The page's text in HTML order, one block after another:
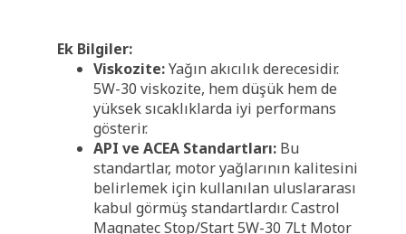
Ek Bilgiler:
Viskozite:Yağın akıcılık derecesidir.
5W-30 viskozite, hem düşük hem de
yüksek sıcaklıklarda iyi performans
gösterir.
API ve ACEA Standartları: Bu
standartlar, motor yağlarının kalitesini
belirlemek için kullanılan uluslararası
kabul görmüş standartlardır. Castrol
Magnatec Stop/Start 5W-30 7Lt Motor